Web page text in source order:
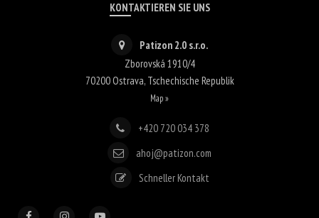
KONTAKTIEREN SIE UNS
Patizon 2.0 s.r.o.
Zborovská 1910/4
70200Ostrava, Tschechische Republik
Map »
+420 720 034 378
ahoj@patizon.com
Schneller Kontakt